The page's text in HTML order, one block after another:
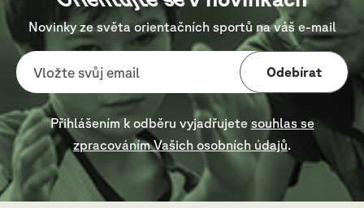
Novinky ze světa orientačních sportů na váš e-mail
Odebírat
Přihlášením k odběru vyjadřujete souhlas se
zpracováním Vašich osobních údajů.